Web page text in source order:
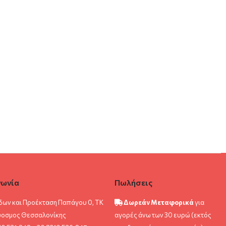
και Προέκταση Παπάγου 0, ΤΚ
Θεσσαλονίκης
Πωλήσεις
Δωρεάν Μεταφορικάγια
αγορές άνω των 30 ευρώ (εκτός